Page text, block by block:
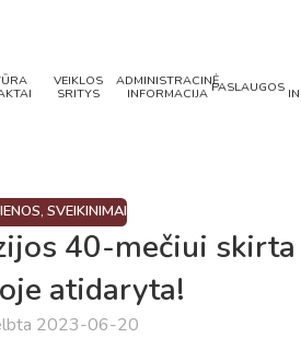
VEIKLOS
SRITYS
ADMINISTRACINĖ
INFORMACIJA PASLAUGOS
, SVEIKINIMAI
40-mečiui
atidaryta!
2023-06-20